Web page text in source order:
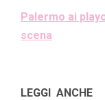
Palermo ai
scena
LEGGI ANCHE